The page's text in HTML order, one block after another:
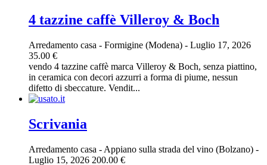
4 tazzine caffè Villeroy & Boch
Arredamento casa - Formigine (Modena) - Luglio 17, 2026
35.00 €
vendo 4 tazzine caffè marca Villeroy & Boch, senza piattino,
in ceramica con decori azzurri a forma di piume, nessun
difetto di sbeccature. Vendit...
Scrivania
Arredamento casa - Appiano sulla strada del vino (Bolzano) -
Luglio 15, 2026 200.00 €